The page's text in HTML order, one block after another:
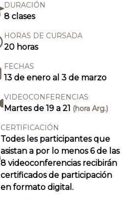
DURACIÓN
8 clases
HORAS DE CURSADA
20 horas
FECHAS
13 de enero al 3 de marzo
VIDEOCONFERENCIAS
Martes de 19 a 21 (hora Arg.)
CERTIFICACIÓN
Todes les participantes que
asistan a por lo menos 6 de las
8 videoconferencias recibirán
certificados de participación
en formato digital.